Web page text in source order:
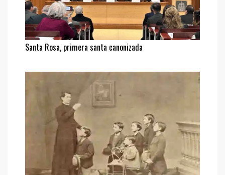
Santa Rosa, primera santa canonizada